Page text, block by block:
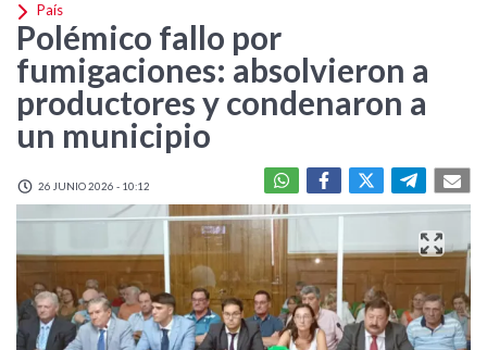
País
Polémico fallo por
fumigaciones: absolvieron a
productores y condenaron a
un municipio
26 JUNIO 2026 - 10:12